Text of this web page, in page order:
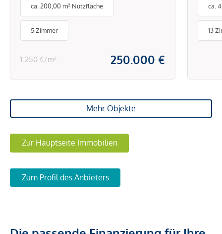
Pielachtal - Natur pur
ca. 200,00 m² Nutzfläche
5 Zimmer
1.250 €/m² 250.000 €
ca.
13
Mehr Objekte
Zur Hauptseite Immobilien
Zum Profil des Anbieters